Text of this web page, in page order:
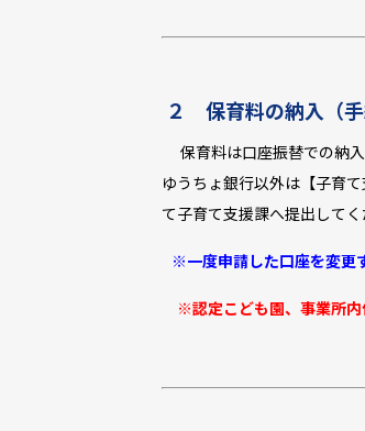
２ 保育料の納入（手
保育料は口座振替での納
ゆうちょ銀行以外は【子育
て子育て支援課へ提出してく
※一度申請した口座を変更
※認定こども園、事業所内